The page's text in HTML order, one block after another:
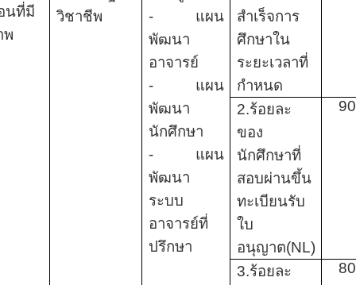
นที่มี
พ
วิชาชีพ
- แผน
พัฒนา
อาจารย์
- แผน
พัฒนา
นักศึกษา
- แผน
พัฒนา
ระบบ
อาจารย์ที่
ปรึกษา
สำเร็จการ
ศึกษาใน
ระยะเวลาที่
กำหนด
2.ร้อยละ
ของ
นักศึกษาที่
สอบผ่านขึ้น
ทะเบียนรับ
ใบ
อนุญาต(NL)
90
3.ร้อยละ
80